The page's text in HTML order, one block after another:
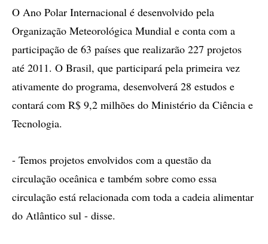
O Ano Polar Internacional é desenvolvido pela
Organização Meteorológica Mundial e conta com a
participação de 63 países que realizarão 227 projetos
até 2011. O Brasil, que participará pela primeira vez
ativamente do programa, desenvolverá 28 estudos e
contará com R$ 9,2 milhões do Ministério da Ciência e
Tecnologia.
- Temos projetos envolvidos com a questão da
circulação oceânica e também sobre como essa
circulação está relacionada com toda a cadeia alimentar
do Atlântico sul - disse.